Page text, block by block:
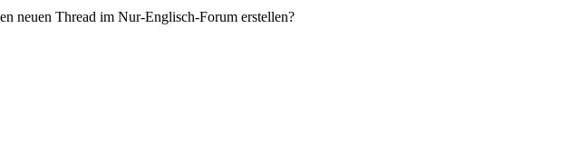
neuen Thread im Nur-Englisch-Forum erstellen?